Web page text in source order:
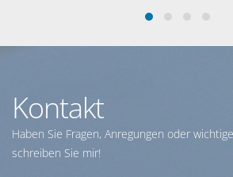
Kontakt
Haben Sie Fragen, Anregungen oder
schreiben Sie mir!